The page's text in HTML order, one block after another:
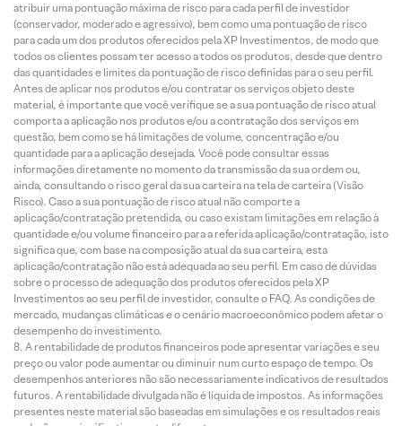
atribuir uma pontuação máxima de risco para cada perfil de investidor
(conservador, moderado e agressivo), bem como uma pontuação de risco
para cada um dos produtos oferecidos pela XP Investimentos, de modo que
todos os clientes possam ter acesso a todos os produtos, desde que dentro
das quantidades e limites da pontuação de risco definidas para o seu perfil.
Antes de aplicar nos produtos e/ou contratar os serviços objeto deste
material, é importante que você verifique se a sua pontuação de risco atual
comporta a aplicação nos produtos e/ou a contratação dos serviços em
questão, bem como se há limitações de volume, concentração e/ou
quantidade para a aplicação desejada. Você pode consultar essas
informações diretamente no momento da transmissão da sua ordem ou,
ainda, consultando o risco geral da sua carteira na tela de carteira (Visão
Risco). Caso a sua pontuação de risco atual não comporte a
aplicação/contratação pretendida, ou caso existam limitações em relação à
quantidade e/ou volume financeiro para a referida aplicação/contratação, isto
significa que, com base na composição atual da sua carteira, esta
aplicação/contratação não está adequada ao seu perfil. Em caso de dúvidas
sobre o processo de adequação dos produtos oferecidos pela XP
Investimentos ao seu perfil de investidor, consulte o FAQ. As condições de
mercado, mudanças climáticas e o cenário macroeconômico podem afetar o
desempenho do investimento.
A rentabilidade de produtos financeiros pode apresentar variações e seu
preço ou valor pode aumentar ou diminuir num curto espaço de tempo. Os
desempenhos anteriores não são necessariamente indicativos de resultados
futuros. A rentabilidade divulgada não é líquida de impostos. As informações
presentes neste material são baseadas em simulações e os resultados reais